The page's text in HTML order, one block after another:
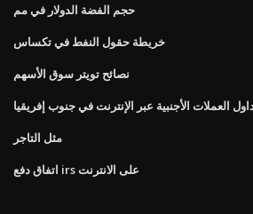
حجم الفضة الدولار في مم
خريطة حقول النفط في تكساس
نصائح تويتر سوق الأسهم
العملات الأجنبية عبر الإنترنت في جنوب إفريقيا
مثل التاجر
اتفاق دفع irs على الانترنت